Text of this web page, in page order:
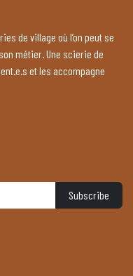
de village où l’on peut se
métier. Une scierie de
et les accompagne
Subscribe